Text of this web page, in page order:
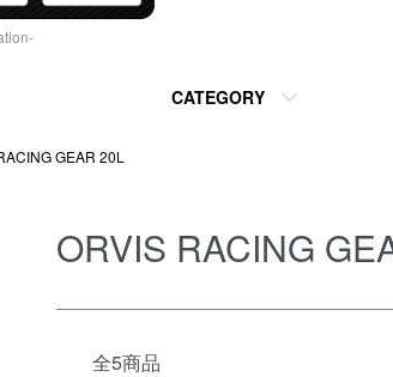
CATEGORY
GEAR 20L
ORVIS RACING
全5商品